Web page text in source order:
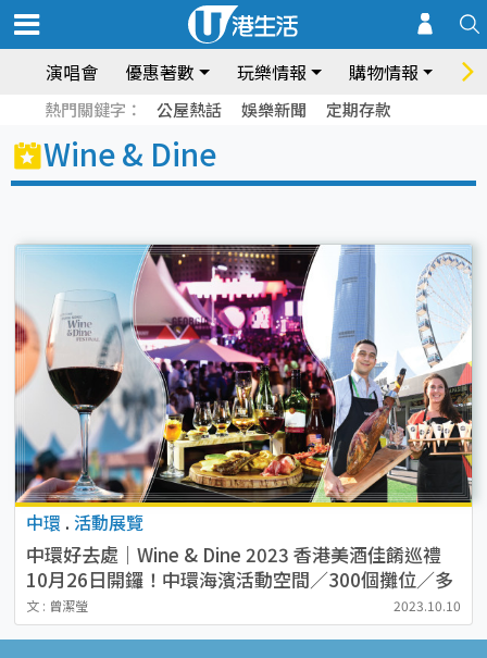
演唱會 優惠著數 玩樂情報 購物情報 飲
熱門關鍵字： 公屋熱話 娛樂新聞 定期存款
Wine & Dine
中環 . 活動展覽
中環好去處｜Wine & Dine 2023 香港美酒佳餚巡禮
10月26日開鑼！中環海濱活動空間／300個攤位／多
國佳釀小食／親子烘培班
文 : 曾潔瑩 2023.10.10